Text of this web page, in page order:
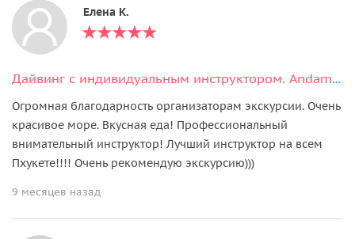
Елена К.
Дайвинг с индивидуальным инструктором. Andaman Diving&Travel Company
Огромная благодарность организаторам экскурсии. Очень
красивое море. Вкусная еда! Профессиональный
внимательный инструктор! Лучший инструктор на всем
Пхукете!!!! Очень рекомендую экскурсию)))
9 месяцев назад